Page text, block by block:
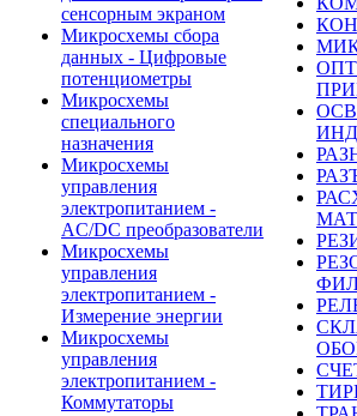
сенсорным экраном
Микросхемы сбора
данных - Цифровые
потенциометры
Микросхемы
специального
назначения
Микросхемы
управления
электропитанием -
AC/DC преобразователи
Микросхемы
управления
электропитанием -
Измерение энергии
Микросхемы
управления
электропитанием -
Коммутаторы